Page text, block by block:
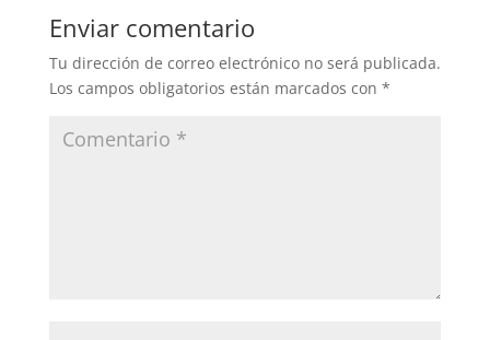
Enviar comentario
Tu dirección de correo electrónico no será publicada.
Los campos obligatorios están marcados con *